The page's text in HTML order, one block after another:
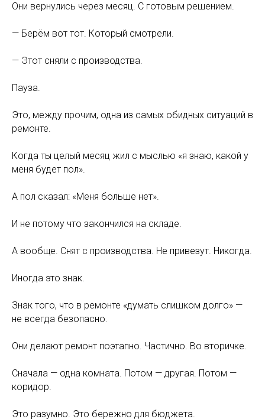
Они вернулись через месяц. С готовым решением.
— Берём вот тот. Который смотрели.
— Этот сняли с производства.
Пауза.
Это, между прочим, одна из самых обидных ситуаций в
ремонте.
Когда ты целый месяц жил с мыслью «я знаю, какой у
меня будет пол».
А пол сказал: «Меня больше нет».
И не потому что закончился на складе.
А вообще. Снят с производства. Не привезут. Никогда.
Иногда это знак.
Знак того, что в ремонте «думать слишком долго» —
не всегда безопасно.
Они делают ремонт поэтапно. Частично. Во вторичке.
Сначала — одна комната. Потом — другая. Потом —
коридор.
Это разумно. Это бережно для бюджета.